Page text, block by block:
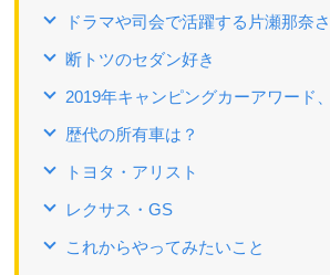
ドラマや司会で活躍する片瀬那奈
断トツのセダン好き
2019年キャンピングカーアワード
歴代の所有車は？
トヨタ・アリスト
レクサス・GS
これからやってみたいこと